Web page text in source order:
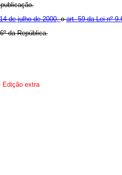
de julho de 2000,oart. 59 da Lei nº
da República.
Edição extra